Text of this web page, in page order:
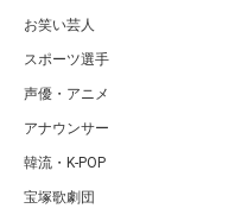
お笑い芸人
スポーツ選手
声優・アニメ
アナウンサー
韓流・K-POP
宝塚歌劇団